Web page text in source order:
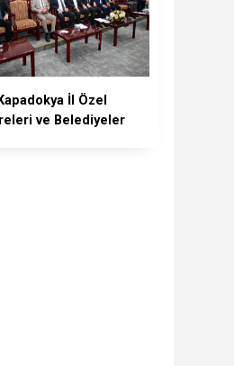
Kapadokya İl Özel
ve Belediyeler